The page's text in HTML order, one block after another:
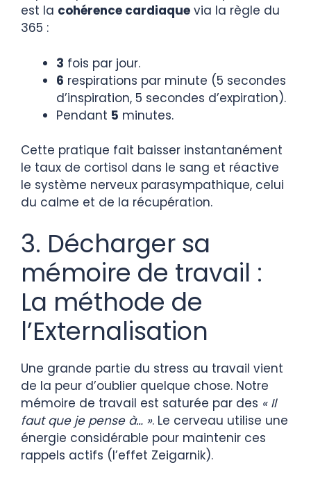
est la cohérence cardiaque via la règle du
365 :
3 fois par jour.
6 respirations par minute (5 secondes
d’inspiration, 5 secondes d’expiration).
Pendant 5 minutes.
Cette pratique fait baisser instantanément
le taux de cortisol dans le sang et réactive
le système nerveux parasympathique, celui
du calme et de la récupération.
3. Décharger sa
mémoire de travail :
La méthode de
l’Externalisation
Une grande partie du stress au travail vient
de la peur d’oublier quelque chose. Notre
mémoire de travail est saturée par des « Il
faut que je pense à… ». Le cerveau utilise une
énergie considérable pour maintenir ces
rappels actifs (l’effet Zeigarnik).